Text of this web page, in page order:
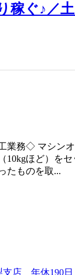
稼ぐ♪／
業務◇ マシン
10kgほど）
たものを取...